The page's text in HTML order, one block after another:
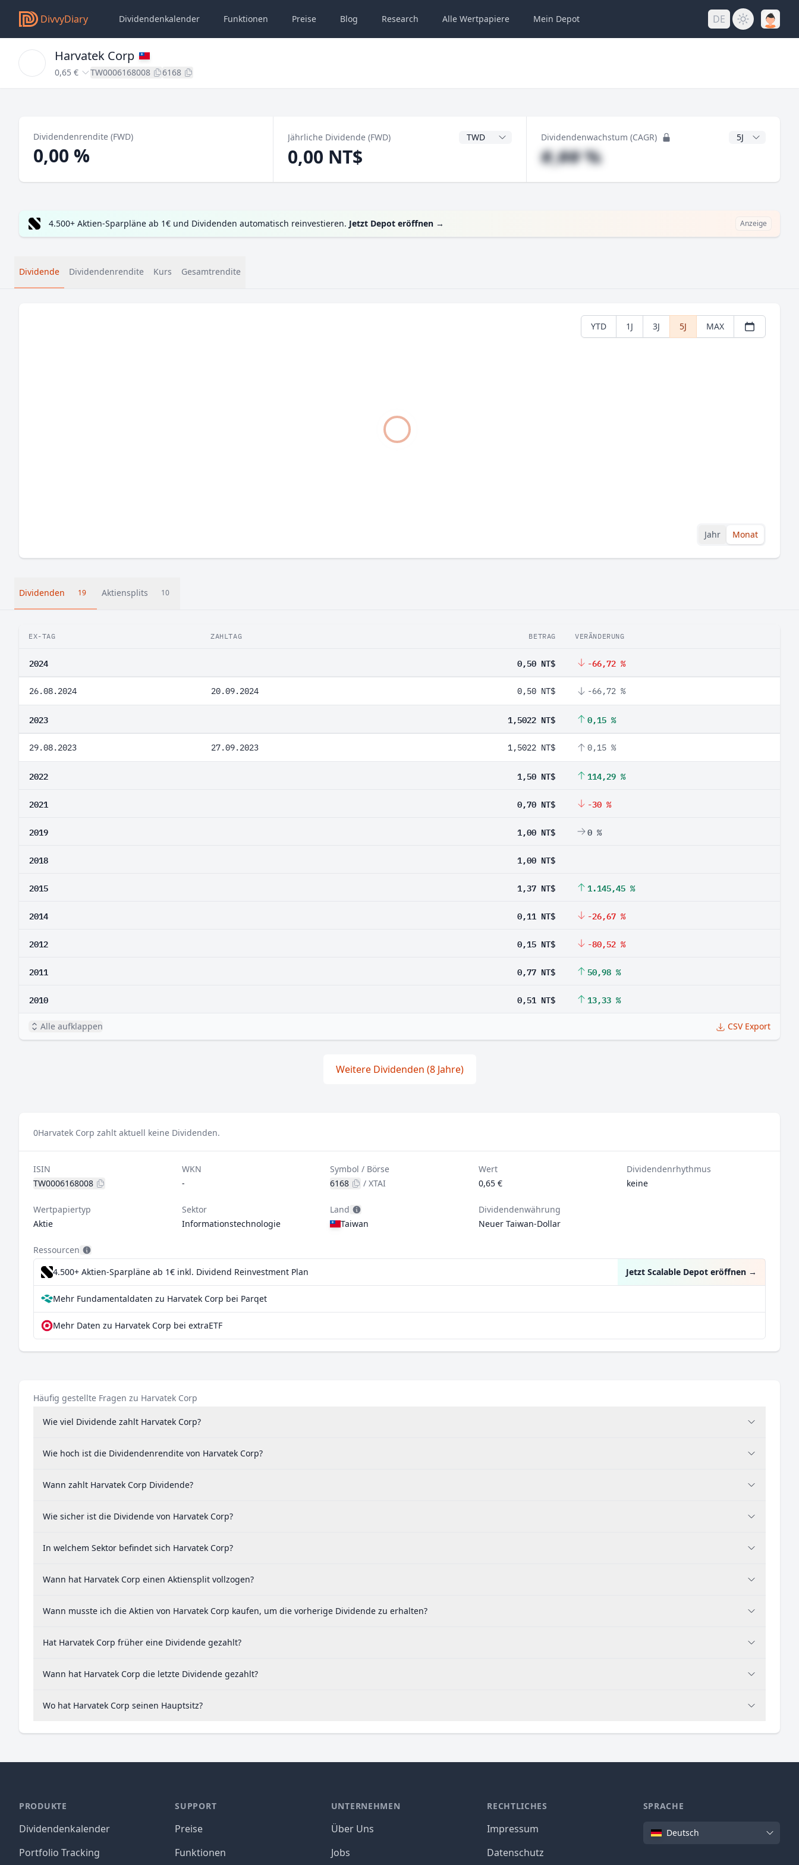
DivvyDiary Dividendenkalender Funktionen Preise Blog Research Alle Wertpapiere Mein Depot DE
Harvatek Corp
0,65 € TW0006168008 6168
Dividendenrendite (FWD)
0,00 %
Jährliche Dividende (FWD) Dividendenwährung
0,00 NT$
Dividendenwachstum (CAGR) CAGR Jahre
#,## %
4.500+ Aktien-Sparpläne ab 1€ und Dividenden automatisch reinvestieren. Jetzt Depot eröffnen → Anzeige
Dividende Dividendenrendite Kurs Gesamtrendite
YTD 1J 3J 5J MAX
Jahr Monat
Dividenden 19 Aktiensplits 10
EX-TAG ZAHLTAG BETRAG VERÄNDERUNG
2024 0,50 NT$ -66,72 %
26.08.2024 20.09.2024 0,50 NT$ -66,72 %
2023 1,5022 NT$ 0,15 %
29.08.2023 27.09.2023 1,5022 NT$ 0,15 %
2022 1,50 NT$ 114,29 %
2021 0,70 NT$ -30 %
2019 1,00 NT$ 0 %
2018 1,00 NT$
2015 1,37 NT$ 1.145,45 %
2014 0,11 NT$ -26,67 %
2012 0,15 NT$ -80,52 %
2011 0,77 NT$ 50,98 %
2010 0,51 NT$ 13,33 %
Alle aufklappen CSV Export
Weitere Dividenden (8 Jahre)
0Harvatek Corp zahlt aktuell keine Dividenden.
ISIN
TW0006168008
WKN
-
Symbol / Börse
6168
/XTAI
Wert
0,65 €
Dividendenrhythmus
keine
Wertpapiertyp
Aktie
Sektor
Informationstechnologie
Land
Taiwan
Dividendenwährung
Neuer Taiwan-Dollar
Ressourcen
4.500+ Aktien-Sparpläne ab 1€ inkl. Dividend Reinvestment Plan Jetzt Scalable Depot eröffnen →
Mehr Fundamentaldaten zu Harvatek Corp bei Parqet
Mehr Daten zu Harvatek Corp bei extraETF
Häufig gestellte Fragen zu Harvatek Corp
Wie viel Dividende zahlt Harvatek Corp?
Wie hoch ist die Dividendenrendite von Harvatek Corp?
Wann zahlt Harvatek Corp Dividende?
Wie sicher ist die Dividende von Harvatek Corp?
In welchem Sektor befindet sich Harvatek Corp?
Wann hat Harvatek Corp einen Aktiensplit vollzogen?
Wann musste ich die Aktien von Harvatek Corp kaufen, um die vorherige Dividende zu erhalten?
Hat Harvatek Corp früher eine Dividende gezahlt?
Wann hat Harvatek Corp die letzte Dividende gezahlt?
Wo hat Harvatek Corp seinen Hauptsitz?
PRODUKTE
Dividendenkalender
Portfolio Tracking
SUPPORT
Preise
Funktionen
UNTERNEHMEN
Über Uns
Jobs
RECHTLICHES
Impressum
Datenschutz
SPRACHE
SpracheDeutsch